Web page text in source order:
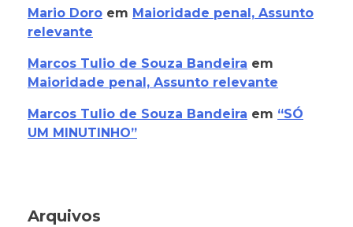
Mario Doro em Maioridade penal, Assunto
relevante
Marcos Tulio de Souza Bandeira em
Maioridade penal, Assunto relevante
Marcos Tulio de Souza Bandeira em “SÓ
UM MINUTINHO”
Arquivos